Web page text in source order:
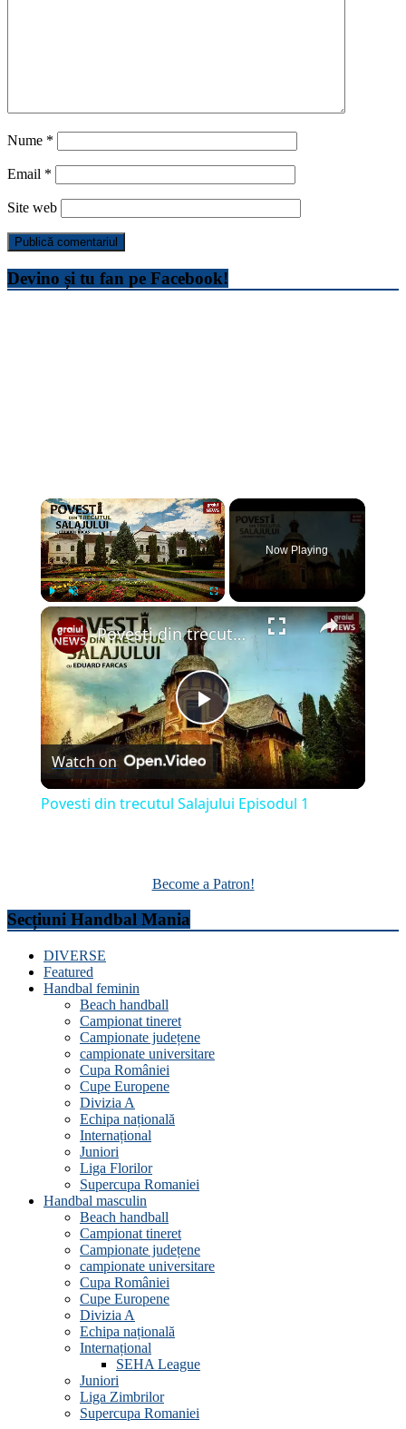
Nume *
Email *
Site web
Devino și tu fan pe Facebook!
×
Play Unmute Fullscreen
Now Playing
×
Play
Video
Povesti din trecutul Salajului Episodul 1
Watch on
Povesti din trecutul Salajului Episodul 1
Become a Patron!
Secțiuni Handbal Mania
DIVERSE
Featured
Handbal feminin
Beach handball
Campionat tineret
Campionate județene
campionate universitare
Cupa României
Cupe Europene
Divizia A
Echipa națională
Internațional
Juniori
Liga Florilor
Supercupa Romaniei
Handbal masculin
Beach handball
Campionat tineret
Campionate județene
campionate universitare
Cupa României
Cupe Europene
Divizia A
Echipa națională
Internațional
SEHA League
Juniori
Liga Zimbrilor
Supercupa Romaniei